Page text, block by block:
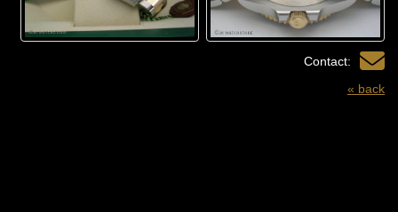
Contact:
« back